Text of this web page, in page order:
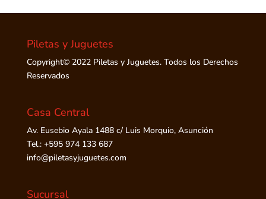
Piletas y Juguetes
Copyright© 2022 Piletas y Juguetes. Todos los Derechos
Reservados
Casa Central
Av. Eusebio Ayala 1488 c/ Luis Morquio, Asunción
Tel.: +595 974 133 687
info@piletasyjuguetes.com
Sucursal